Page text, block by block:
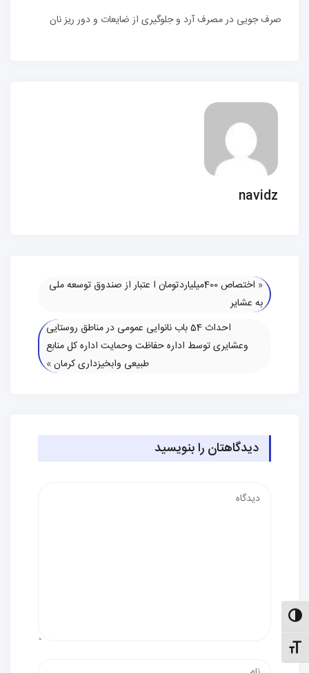
حالت کنتراست بالا
تنظیم اندازهٔ فونت
صرف جویی در مصرف آرد و جلوگیری از ضایعات و دور ریز نان
navidz
«
اختصاص 400میلیاردتومان ا عتبار از صندوق توسعه ملی
به عشایر
احداث 54 باب نانوایی عمومی در مناطق روستایی
وعشایری توسط اداره حفاظت وحمایت اداره کل منابع
طبیعی وابخیزداری کرمان»
دیدگاهتان را بنویسید